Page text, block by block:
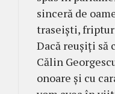
sinceră de
traseiști,
Dacă reușiți să
Călin
onoare și cu